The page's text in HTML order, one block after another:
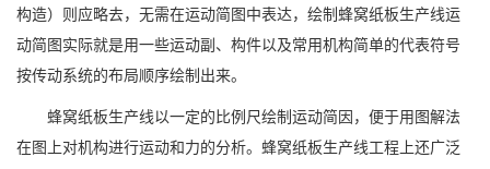
构造）则应略去，无需在运动简图中表达，绘制蜂窝纸板生产线运
动简图实际就是用一些运动副、构件以及常用机构简单的代表符号
按传动系统的布局顺序绘制出来。
蜂窝纸板生产线以一定的比例尺绘制运动简因，便于用图解法
在图上对机构进行运动和力的分析。蜂窝纸板生产线工程上还广泛